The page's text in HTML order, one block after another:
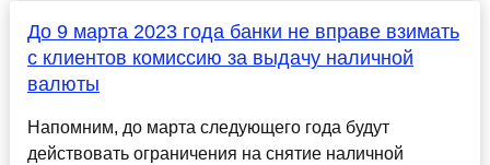
До 9 марта 2023 года банки не вправе взимать
с клиентов комиссию за выдачу наличной
валюты
Напомним, до марта следующего года будут
действовать ограничения на снятие наличной